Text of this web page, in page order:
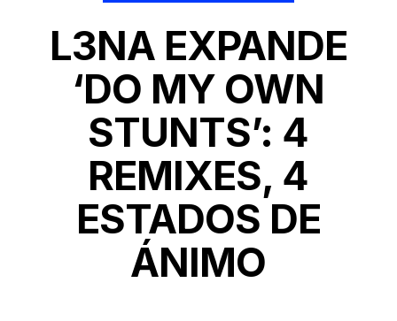
L3NA EXPANDE
‘DO MY OWN
STUNTS’: 4
REMIXES, 4
ESTADOS DE
ÁNIMO